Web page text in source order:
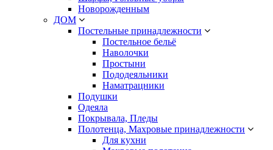
Новорожденным
ДОМ
Постельные принадлежности
Постельное бельё
Наволочки
Простыни
Пододеяльники
Наматрацники
Подушки
Одеяла
Покрывала, Пледы
Полотенца, Махровые принадлежности
Для кухни